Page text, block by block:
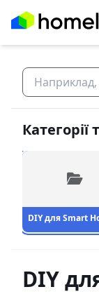
Категорії
DIY для Smart
DIY